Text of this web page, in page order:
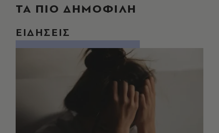
ΤΑ ΠΙΟ ΔΗΜΟΦΙΛΗ
ΕΙΔΗΣΕΙΣ